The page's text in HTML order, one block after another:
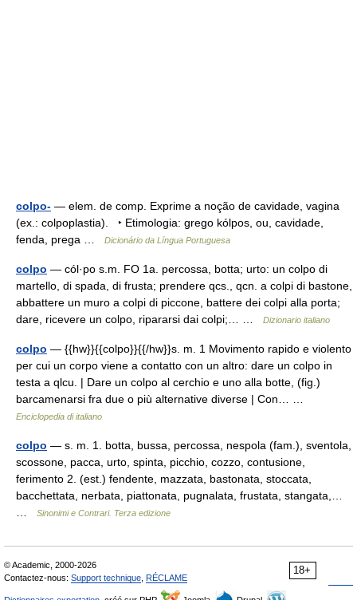
colpo- — elem. de comp. Exprime a noção de cavidade, vagina
(ex.: colpoplastia). ‣ Etimologia: grego kólpos, ou, cavidade,
fenda, prega …
Dicionário da Língua Portuguesa
colpo — cól·po s.m. FO 1a. percossa, botta; urto: un colpo di
martello, di spada, di frusta; prendere qcs., qcn. a colpi di bastone,
abbattere un muro a colpi di piccone, battere dei colpi alla porta;
dare, ricevere un colpo, ripararsi dai colpi;… …
Dizionario italiano
colpo — {{hw}}{{colpo}}{{/hw}}s. m. 1 Movimento rapido e violento
per cui un corpo viene a contatto con un altro: dare un colpo in
testa a qlcu. | Dare un colpo al cerchio e uno alla botte, (fig.)
barcamenarsi fra due o più alternative diverse | Con… …
Enciclopedia di italiano
colpo — s. m. 1. botta, bussa, percossa, nespola (fam.), sventola,
scossone, pacca, urto, spinta, picchio, cozzo, contusione,
ferimento 2. (est.) fendente, mazzata, bastonata, stoccata,
bacchettata, nerbata, piattonata, pugnalata, frustata, stangata,…
Sinonimi e Contrari. Terza edizione
18+
© Academic, 2000-2026
Contactez-nous: Support technique RÉCLAME